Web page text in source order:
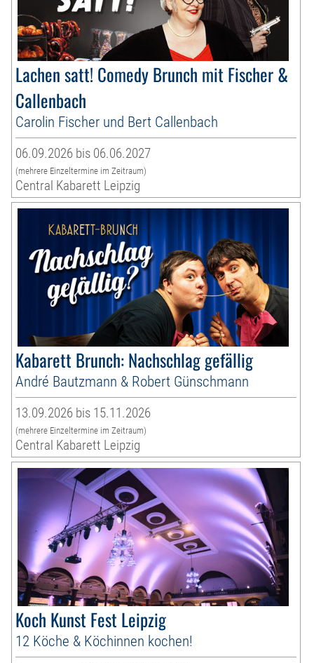
Lachen satt! Comedy Brunch mit Fischer &
Callenbach
Carolin Fischer und Bert Callenbach
06.09.2026 bis 06.06.2027
(mehrere Einzeltermine im Zeitraum)
Central Kabarett Leipzig
Kabarett Brunch: Nachschlag gefällig
André Bautzmann & Robert Günschmann
13.09.2026 bis 15.11.2026
(mehrere Einzeltermine im Zeitraum)
Central Kabarett Leipzig
Koch Kunst Fest Leipzig
12 Köche & Köchinnen kochen!